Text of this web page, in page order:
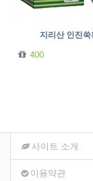
지리산 인진
400
사이트 소개
이용약관